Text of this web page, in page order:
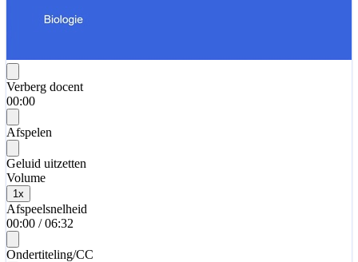
Verberg docent
00:00
Afspelen
Geluid uitzetten
Volume
1 x
Afspeelsnelheid
00:00 / 06:32
Ondertiteling/CC